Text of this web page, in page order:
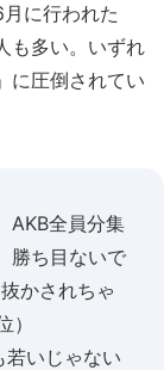
に行われた
も多い。いずれ
に圧倒されてい
AKB全員分集
勝ち目ないで
かされちゃ
若いじゃない